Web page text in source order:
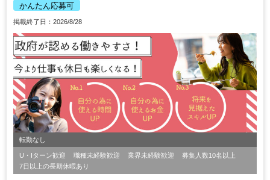
かんたん応募可
掲載終了日：2026/8/28
転勤なし
U・Iターン歓迎 職種未経験歓迎 業界未経験歓迎
募集人数10名以上
7日以上の長期休暇あり